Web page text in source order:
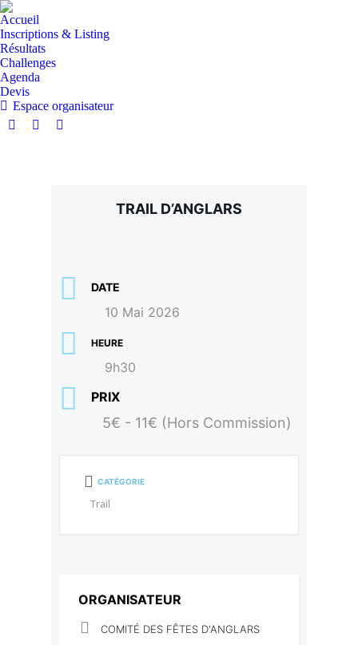
Accueil
Inscriptions & Listing
Résultats
Challenges
Agenda
Devis
Espace organisateur
TRAIL D’ANGLARS
DATE
10 Mai 2026
HEURE
9h30
PRIX
5€ - 11€ (Hors Commission)
CATÉGORIE
Trail
ORGANISATEUR
COMITÉ DES FÊTES D'ANGLARS